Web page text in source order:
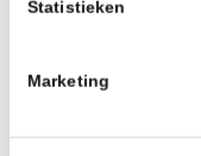
Statistieken
Marketing